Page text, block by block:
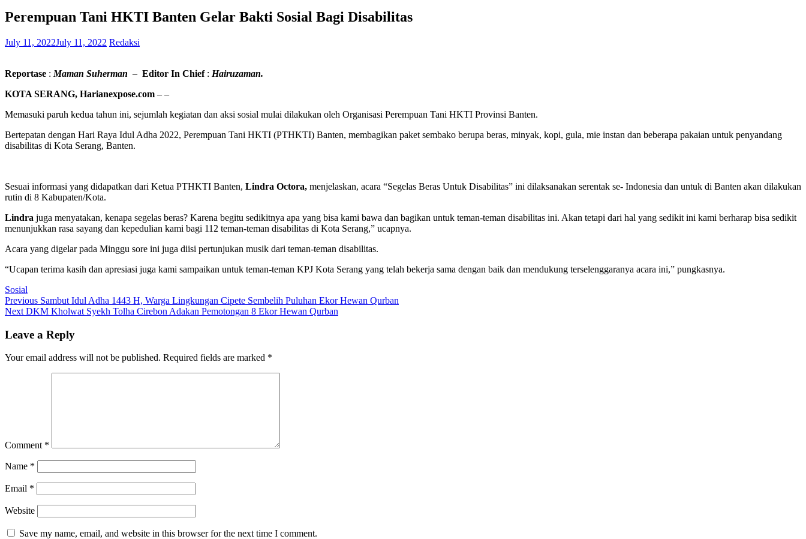
Perempuan Tani HKTI Banten Gelar Bakti Sosial Bagi Disabilitas
July 11, 2022July 11, 2022 Redaksi
Reportase : Maman Suherman – Editor In Chief: Hairuzaman.
KOTA SERANG, Harianexpose.com – –
Memasuki paruh kedua tahun ini, sejumlah kegiatan dan aksi sosial mulai dilakukan oleh Organisasi Perempuan Tani HKTI Provinsi Banten.
Bertepatan dengan Hari Raya Idul Adha 2022, Perempuan Tani HKTI (PTHKTI) Banten, membagikan paket sembako berupa beras, minyak, kopi, gula, mie instan dan beberapa pakaian untuk penyandang
disabilitas di Kota Serang, Banten.
Sesuai informasi yang didapatkan dari Ketua PTHKTI Banten, Lindra Octora, menjelaskan, acara “Segelas Beras Untuk Disabilitas” ini dilaksanakan serentak se- Indonesia dan untuk di Banten akan dilakukan
rutin di 8 Kabupaten/Kota.
Lindra juga menyatakan, kenapa segelas beras? Karena begitu sedikitnya apa yang bisa kami bawa dan bagikan untuk teman-teman disabilitas ini. Akan tetapi dari hal yang sedikit ini kami berharap bisa sedikit
menunjukkan rasa sayang dan kepedulian kami bagi 112 teman-teman disabilitas di Kota Serang,” ucapnya.
Acara yang digelar pada Minggu sore ini juga diisi pertunjukan musik dari teman-teman disabilitas.
“Ucapan terima kasih dan apresiasi juga kami sampaikan untuk teman-teman KPJ Kota Serang yang telah bekerja sama dengan baik dan mendukung terselenggaranya acara ini,” pungkasnya.
Sosial
Post
navigation
Previous Previous
post:
Sambut Idul Adha 1443 H, Warga Lingkungan Cipete Sembelih Puluhan Ekor Hewan Qurban
Next Next
DKM Kholwat Syekh Tolha Cirebon Adakan Pemotongan 8 Ekor Hewan Qurban
Leave a Reply
Your email address will not be published. Required fields are marked *
Comment *
Name *
Email *
Website
Save my name, email, and website in this browser for the next time I comment.